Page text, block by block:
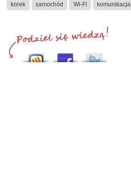
korek samochód Wi-Fi komunikacja